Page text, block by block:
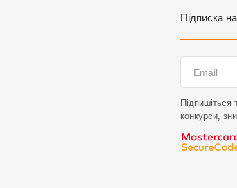
Підписка
Підпишіться
конкурси,